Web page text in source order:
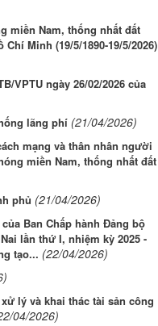
miền Nam, thống nhất đất
Minh (19/5/1890-19/5/2026)
VPTU ngày 26/02/2026 của
lãng phí (21/04/2026)
mạng và thân nhân người
miền Nam, thống nhất đất
phủ (21/04/2026)
Ban Chấp hành Đảng bộ
lần thứ I, nhiệm kỳ 2025 -
tạo... (22/04/2026)
lý và khai thác tài sản công
04/2026)